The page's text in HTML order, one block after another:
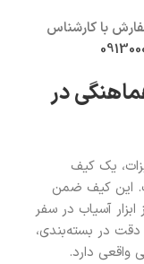
با کارشناس
در
یک کیف
این کیف ضمن
آسیاب در سفر
در بسته‌بندی،
واقعی دارد.